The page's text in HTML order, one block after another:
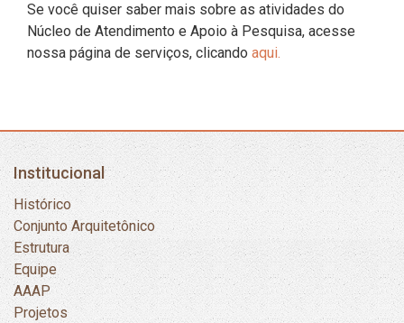
Se você quiser saber mais sobre as atividades do
Núcleo de Atendimento e Apoio à Pesquisa, acesse
nossa página de serviços, clicando aqui.
Institucional
Histórico
Conjunto Arquitetônico
Estrutura
Equipe
AAAP
Projetos